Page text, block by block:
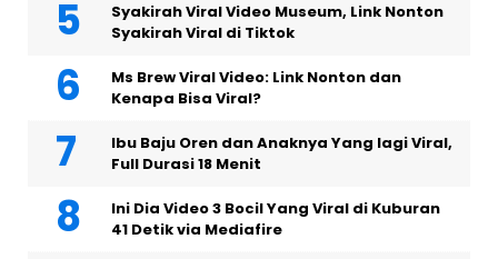
Syakirah Viral Video Museum, Link Nonton
Syakirah Viral di Tiktok
Ms Brew Viral Video: Link Nonton dan
Kenapa Bisa Viral?
Ibu Baju Oren dan Anaknya Yang lagi Viral,
Full Durasi 18 Menit
Ini Dia Video 3 Bocil Yang Viral di Kuburan
41 Detik via Mediafire